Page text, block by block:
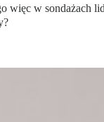
więc w sondażach